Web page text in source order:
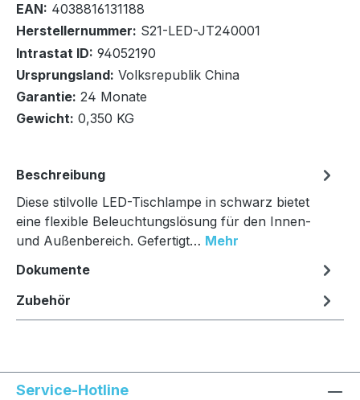
In den Warenkorb
EAN: 4038816131188
Herstellernummer: S21-LED-JT240001
Intrastat ID: 94052190
Ursprungsland: Volksrepublik China
Garantie: 24 Monate
Gewicht: 0,350 KG
Beschreibung
Diese stilvolle LED-Tischlampe in schwarz bietet
eine flexible Beleuchtungslösung für den Innen-
und Außenbereich. Gefertigt… Mehr
Dokumente
Zubehör
Service-Hotline